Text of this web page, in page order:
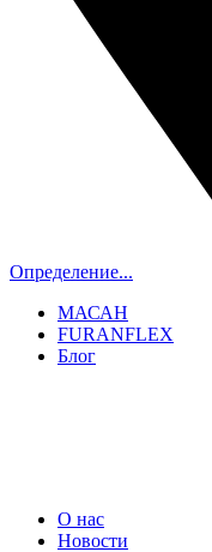
Определение...
МАСАН
FURANFLEX
Блог
О нас
Новости